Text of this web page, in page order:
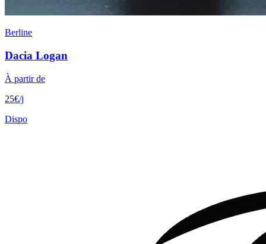
Berline
Dacia Logan
À partir de
25€/j
Dispo